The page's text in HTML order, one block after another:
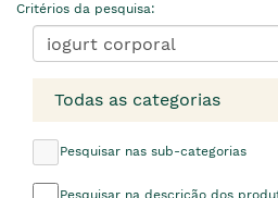
Critérios da pesquisa:
Todas as categorias
Pesquisar nas sub-categorias
Pesquisar na descrição dos